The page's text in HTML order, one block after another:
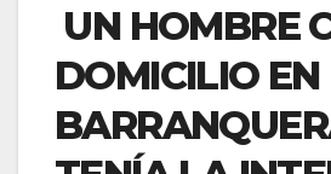
UN HOMBRE
DOMICILIO EN